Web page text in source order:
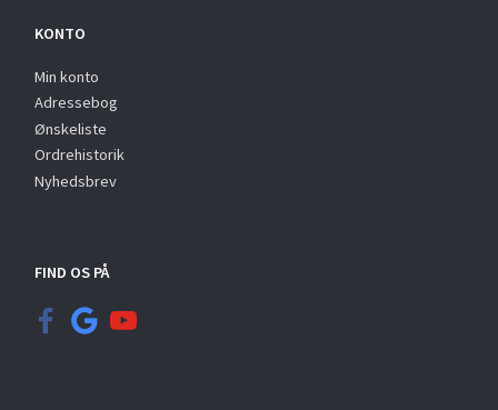
KONTO
Min konto
Adressebog
Ønskeliste
Ordrehistorik
Nyhedsbrev
FIND OS PÅ